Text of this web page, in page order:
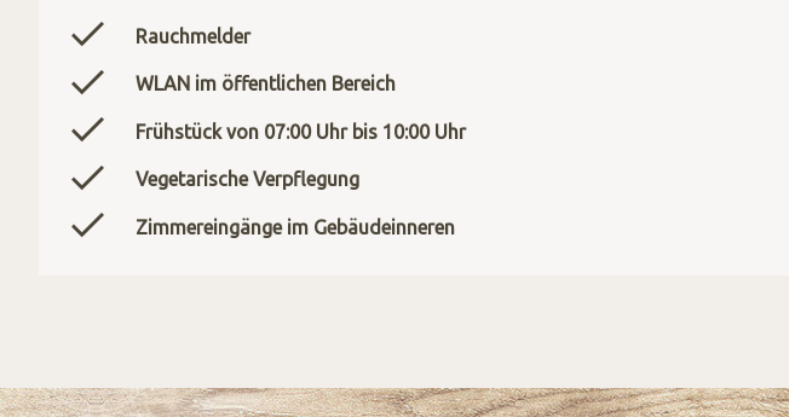
Rauchmelder
WLAN im öffentlichen Bereich
Frühstück von 07:00 Uhr bis 10:00 Uhr
Vegetarische Verpflegung
Zimmereingänge im Gebäudeinneren